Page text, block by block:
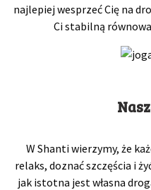
najlepiej wesprzeć Cię na
Ci stabilną
W Shanti wierzymy, że
relaks, doznać szczęścia i
jak istotna jest własna